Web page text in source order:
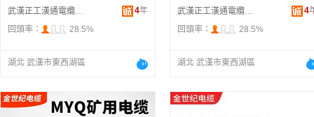
武漢正工漢通電纜有限公司
4年
回頭率：
28.5%
湖北 武漢市東西湖區
武漢正工漢通電纜有限公司
4
回頭率：
28.5%
湖北 武漢市東西湖區